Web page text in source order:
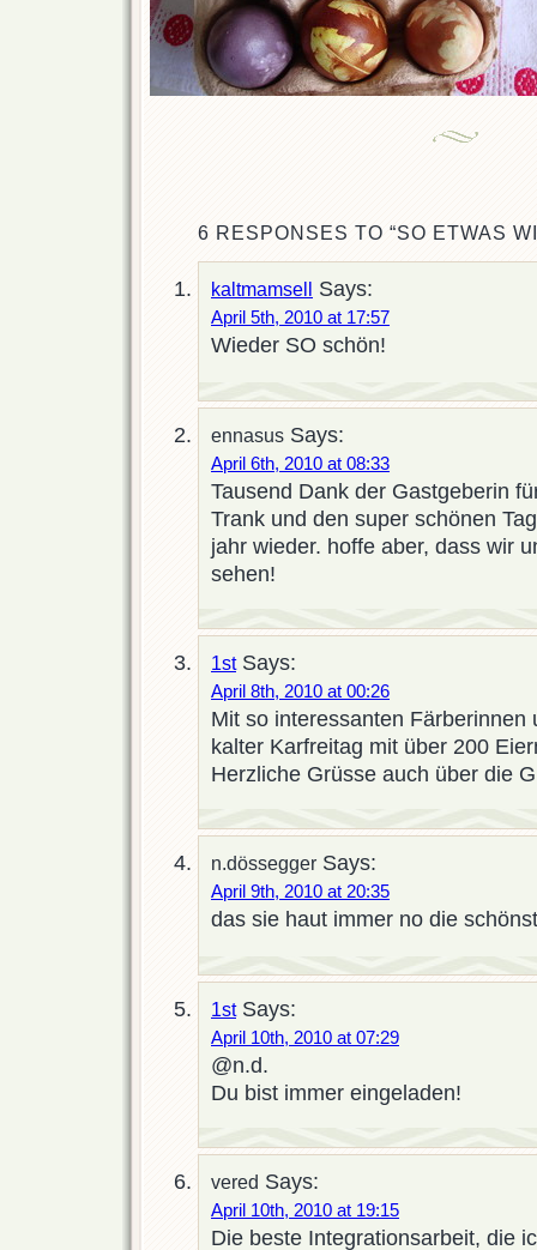
6 RESPONSES TO “SO ETWAS
kaltmamsell Says:
April 5th, 2010 at 17:57
Wieder SO schön!
ennasus Says:
April 6th, 2010 at 08:33
Tausend Dank der Gastgeberin
Trank und den super schönen
jahr wieder. hoffe aber, dass wir
sehen!
1stSays:
April 8th, 2010 at 00:26
Mit so interessanten Färberinnen
kalter Karfreitag mit über 200
Herzliche Grüsse auch über die
n.dössegger Says:
April 9th, 2010 at 20:35
das sie haut immer no die
1stSays:
April 10th, 2010 at 07:29
@n.d.
Du bist immer eingeladen!
vered Says:
April 10th, 2010 at 19:15
Die beste Integrationsarbeit, die